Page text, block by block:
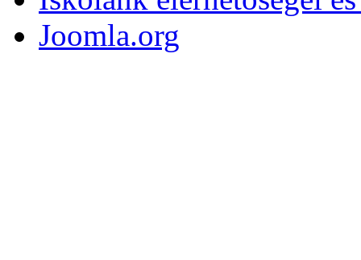
Joomla.org